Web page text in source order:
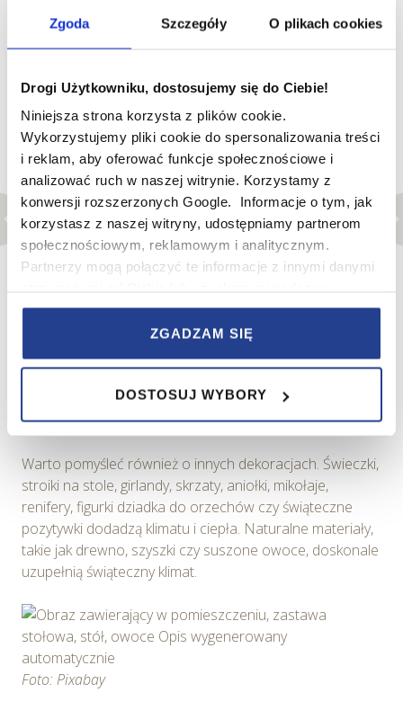
Zgoda Szczegóły O plikach cookies
Drogi Użytkowniku, dostosujemy się do Ciebie!
Niniejsza strona korzysta z plików cookie.
Wykorzystujemy pliki cookie do spersonalizowania treści
i reklam, aby oferować funkcje społecznościowe i
analizować ruch w naszej witrynie. Korzystamy z
konwersji rozszerzonych Google. Informacje o tym, jak
korzystasz z naszej witryny, udostępniamy partnerom
społecznościowym, reklamowym i analitycznym.
Partnerzy mogą połączyć te informacje z innymi danymi
korzystania z ich usług.
zapewnienia prawidłowego działania Serwisu,
zapamiętania wybranych przez użytkownika ustawień i
wszelkich wyborów dokonywanych w Serwisie, poprawy
wydajności Serwisu, zbierania informacji o tym, w jaki
sposób użytkownicy korzystają z Serwisu, ulepszania
Serwisu, dostosowywania działania Serwisu do
preferencji użytkowników, tworzenia statystyk
użytkowania Serwisu oraz w celach marketingowych.
Informacje, w tym dane osobowe, pozyskane w związku
przetwarzane są przez Spravia Sp. z o.o. jako
usługodawcę Serwisu w ww. celach oraz mogą być
również przetwarzane przez Partnerów Spravia Sp. z
o.o. W związku z powyższym użytkownik ma prawo do
ZGADZAM SIĘ
DOSTOSUJ WYBORY
które będzie pasować do stylu Waszego wnętrza.
Możecie je ozdobić tradycyjnymi bombkami, łańcuchami
Foto: Pexels
Wieniec adwentowy to tradycyjna dekoracja, która
symbolizuje przygotowanie do Świąt. Zazwyczaj składa
się z gałęzi iglastych, na których umieszczone są cztery
można wzbogacić dodatkowymi elementami, takimi jak
szyszki, suszone owoce czy wstążki.
Foto: Pexels
Warto pomyśleć również o innych dekoracjach. Świeczki,
stroiki na stole, girlandy, skrzaty, aniołki, mikołaje,
renifery, figurki dziadka do orzechów czy świąteczne
pozytywki dodadzą klimatu i ciepła. Naturalne materiały,
takie jak drewno, szyszki czy suszone owoce, doskonale
uzupełnią świąteczny klimat.
Foto: Pixabay